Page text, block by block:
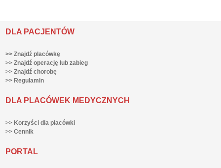
DLA PACJENTÓW
>> Znajdź placówkę
>> Znajdź operację lub zabieg
>> Znajdź chorobę
>> Regulamin
DLA PLACÓWEK MEDYCZNYCH
>> Korzyści dla placówki
>> Cennik
PORTAL